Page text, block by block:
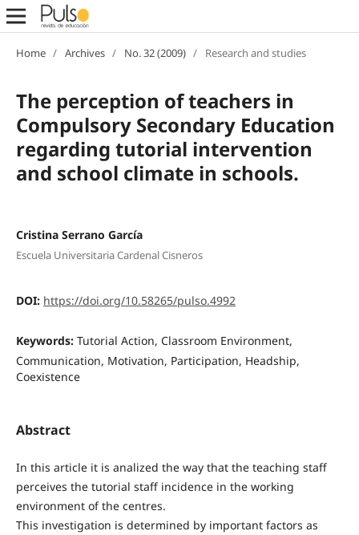
Home / Archives / No. 32 (2009) / Research and studies
The perception of teachers in
Compulsory Secondary Education
regarding tutorial intervention
and school climate in schools.
Cristina Serrano García
Escuela Universitaria Cardenal Cisneros
DOI: https://doi.org/10.58265/pulso.4992
Keywords: Tutorial Action, Classroom Environment,
Communication, Motivation, Participation, Headship,
Coexistence
Abstract
In this article it is analized the way that the teaching staff
perceives the tutorial staff incidence in the working
environment of the centres.
This investigation is determined by important factors as